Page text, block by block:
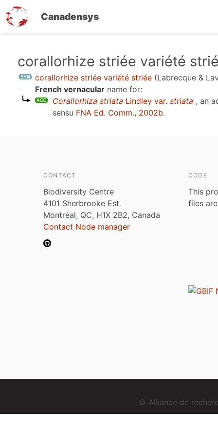
Canadensys
corallorhize striée variété
corallorhize striée variété striée (Labrecque &
French vernacular name for:
Corallorhiza striata Lindley var. striata , an
sensu FNA Ed. Comm., 2002b.
CONTACT
Biodiversity Centre
4101 Sherbrooke Est
Montréal, QC, H1X 2B2, Canada
Contact Node manager
CODE
This
files
© Alliance de